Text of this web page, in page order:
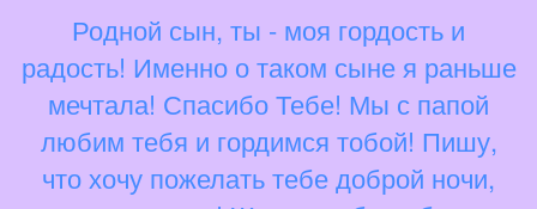
Родной сын, ты - моя гордость и
радость! Именно о таком сыне я раньше
мечтала! Спасибо Тебе! Мы с папой
любим тебя и гордимся тобой! Пишу,
что хочу пожелать тебе доброй ночи,